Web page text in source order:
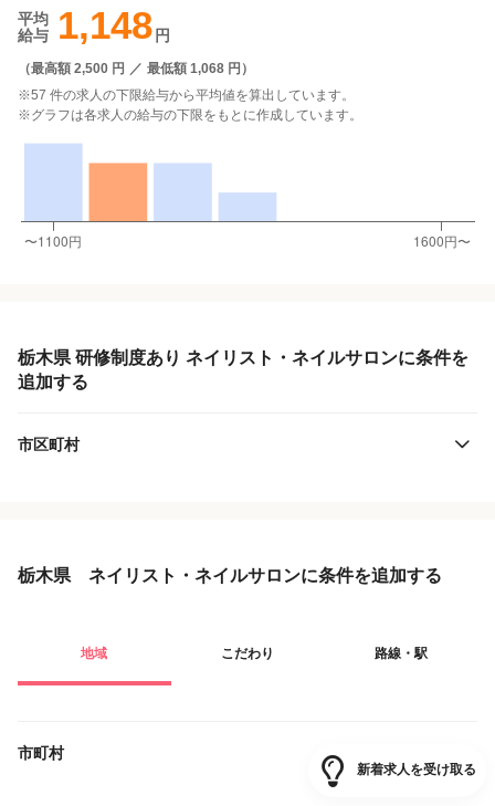
平均
給与
1,148 円
（最高額 2,500 円 ／ 最低額 1,068 円 ）
※57 件の求人の下限給与から平均値を算出しています。
※グラフは各求人の給与の下限をもとに作成しています。
栃木県 研修制度あり ネイリスト・ネイルサロンに条件を
追加する
市区町村
栃木県 ネイリスト・ネイルサロンに条件を追加する
地域 こだわり 路線・駅
市町村
新着求人を受け取る